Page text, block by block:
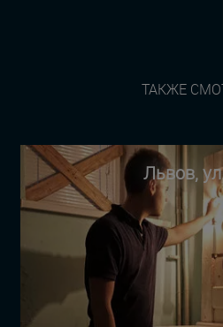
ТАКЖЕ
Львов,